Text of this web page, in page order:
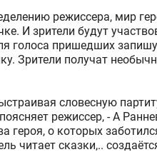
режиссера, мир
И зрители будут
голоса пришедших
Зрители получат
словесную
режиссер, - А
героя, о которых
читает сказки,..